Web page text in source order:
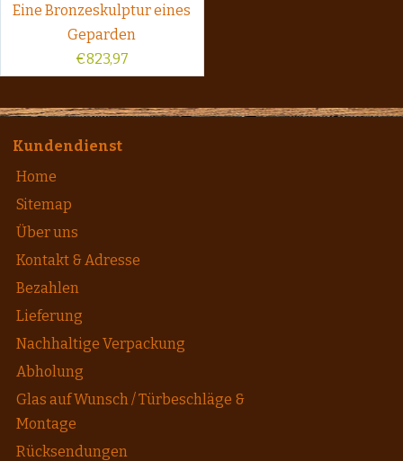
Eine Bronzeskulptur eines
Geparden
€823,97
Kundendienst
Home
Sitemap
Über uns
Kontakt & Adresse
Bezahlen
Lieferung
Nachhaltige Verpackung
Abholung
Glas auf Wunsch / Türbeschläge &
Montage
Rücksendungen